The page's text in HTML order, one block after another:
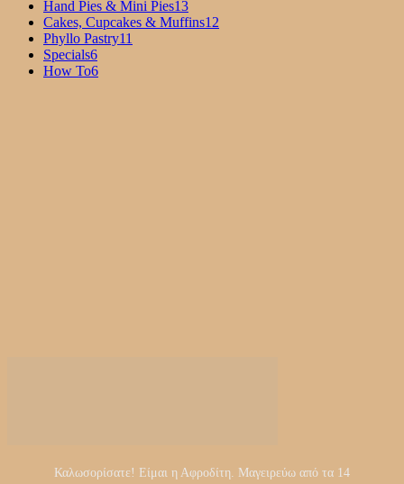
Hand Pies & Mini Pies13
Cakes, Cupcakes & Muffins12
Phyllo Pastry11
Specials6
How To6
Καλωσορίσατε! Είμαι η Αφροδίτη. Μαγειρεύω από τα 14